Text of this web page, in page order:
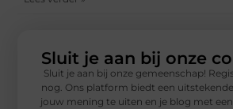
Sluit je aan bij onze
Sluit je aan bij onze gemeenschap!
nog. Ons platform biedt een
jouw mening te uiten en je blog met